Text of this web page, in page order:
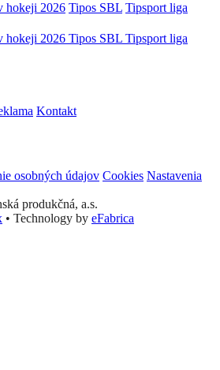
hokeji 2026 Tipos SBL Tipsport liga
hokeji 2026 Tipos SBL Tipsport liga
Kontakt
osobných údajov Cookies Nastavenia
produkčná, a.s.
• Technology by eFabrica